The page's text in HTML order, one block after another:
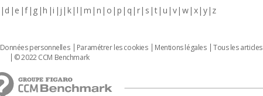
d e f g h i j k l m n o p q r s t u v w x y z
Données personnelles Paramétrer les cookies Mentions légales Tous les articles
© 2022 CCM Benchmark